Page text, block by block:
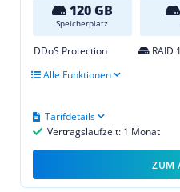
120 GB
Speicherplatz
DDoS Protection RAID 1
Alle Funktionen
Vertragslaufzeit: 1 Monat
Tarifdetails
ZUM